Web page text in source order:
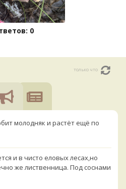
0
только что
молодняк и растёт ещё по
и в чисто еловых лесах,но
же лиственница. Под соснами